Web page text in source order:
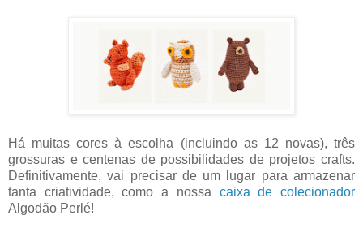
Há muitas cores à escolha (incluindo as 12 novas), três
grossuras e centenas de possibilidades de projetos crafts.
Definitivamente, vai precisar de um lugar para armazenar
tanta criatividade, como a nossa caixa de colecionador
Algodão Perlé!